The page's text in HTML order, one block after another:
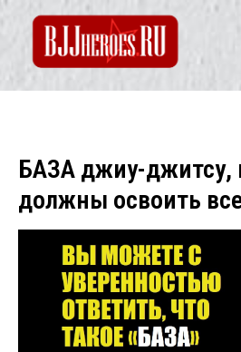
БАЗА джиу-джитсу,
должны освоить